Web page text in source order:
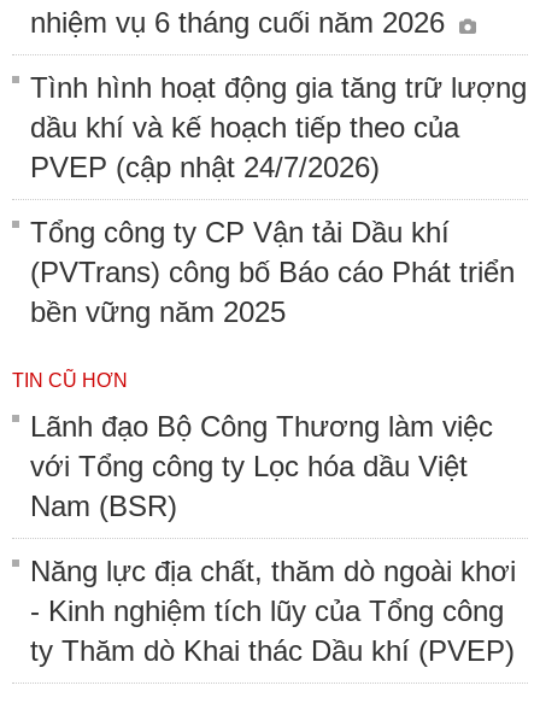
nhiệm vụ 6 tháng cuối năm 2026
Tình hình hoạt động gia tăng trữ lượng
dầu khí và kế hoạch tiếp theo của
PVEP (cập nhật 24/7/2026)
Tổng công ty CP Vận tải Dầu khí
(PVTrans) công bố Báo cáo Phát triển
bền vững năm 2025
TIN CŨ HƠN
Lãnh đạo Bộ Công Thương làm việc
với Tổng công ty Lọc hóa dầu Việt
Nam (BSR)
Năng lực địa chất, thăm dò ngoài khơi
- Kinh nghiệm tích lũy của Tổng công
ty Thăm dò Khai thác Dầu khí (PVEP)